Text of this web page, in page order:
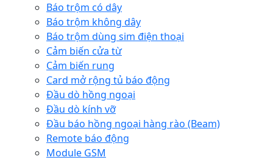
Báo trộm có dây
Báo trộm không dây
Báo trộm dùng sim điện thoại
Cảm biến cửa từ
Cảm biến rung
Card mở rộng tủ báo động
Đầu dò hồng ngoại
Đầu dò kính vỡ
Đầu báo hồng ngoại hàng rào (Beam)
Remote báo động
Module GSM